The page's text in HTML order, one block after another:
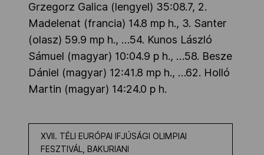
Grzegorz Galica (lengyel) 35:08.7, 2.
Madelenat (francia) 14.8 mp h., 3. Santer
(olasz) 59.9 mp h., …54. Kunos László
Sámuel (magyar) 10:04.9 p h., …58. Besze
Dániel (magyar) 12:41.8 mp h., …62. Holló
Martin (magyar) 14:24.0 p h.
XVII. TÉLI EURÓPAI IFJÚSÁGI OLIMPIAI
FESZTIVÁL, BAKURIANI